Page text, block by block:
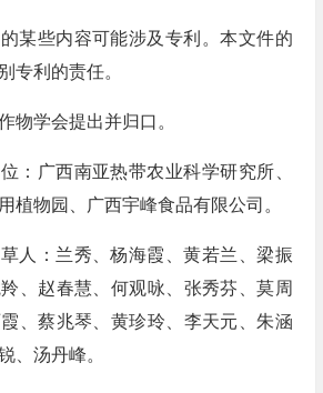
某些内容可能涉及专利。本文件的
专利的责任。
物学会提出并归口。
：广西南亚热带农业科学研究所、
植物园、广西宇峰食品有限公司。
人：兰秀、杨海霞、黄若兰、梁振
、赵春慧、何观咏、张秀芬、莫周
、蔡兆琴、黄珍玲、李天元、朱涵
、汤丹峰。